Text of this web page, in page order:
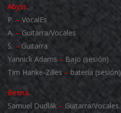
Abyss:
P. – VocalEs
A. – Guitarra/Vocales
S. – Guitarra
Yannick Adams – Bajo (sesión)
Tim Hanke-Zilles – batería (sesión)
Besna:
Samuel Dudlák – Guitarra/Vocales